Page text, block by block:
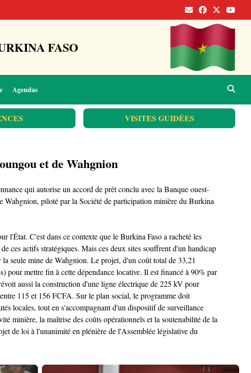
FASO
Agendas
VISITES GUIDÉES
et de Wahgnion
qui autorise un accord de prêt conclu avec la Banque ouest-
piloté par la Société de participation minière du Burkina
l'État. C'est dans ce contexte que le Burkina Faso a racheté les
ces actifs stratégiques. Mais ces deux sites souffrent d'un handicap
seule mine de Wahgnion. Le projet, d'un coût total de 33,21
pour mettre fin à cette dépendance locative. Il est financé à 90% par
aussi la construction d'une ligne électrique de 225 kV pour
115 et 156 FCFA. Sur le plan social, le programme doit
locales, tout en s'accompagnant d'un dispositif de surveillance
minière, la maîtrise des coûts opérationnels et la soutenabilité de la
de loi à l'unanimité en plénière de l'Assemblée législative du